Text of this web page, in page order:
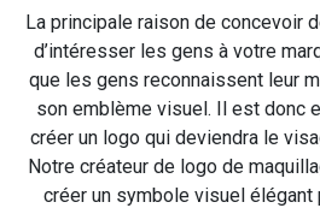
La principale raison de concevoir
d’intéresser les gens à votre
que les gens reconnaissent leur
son emblème visuel. Il est donc
créer un logo qui deviendra le
Notre créateur de logo de
créer un symbole visuel élégant